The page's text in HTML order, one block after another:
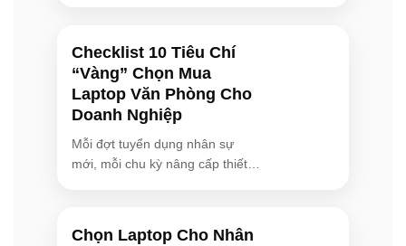
Bảo Mật & Quản Lý: Nền Tảng Vững Chắc Cho Hạ
Tầng CNTT
Dòng PRO DP Series được thiết kế với sự chú trọng đặc
các yêu cầu khắt khe của môi trường doanh nghiệp. Các
mẫu máy trong dòng hỗ trợ nền tảng
Checklist 10 Tiêu Chí
“Vàng” Chọn Mua
Laptop Văn Phòng Cho
Doanh Nghiệp
Mỗi đợt tuyển dụng nhân sự
mới, mỗi chu kỳ nâng cấp thiết
Chọn Laptop Cho Nhân